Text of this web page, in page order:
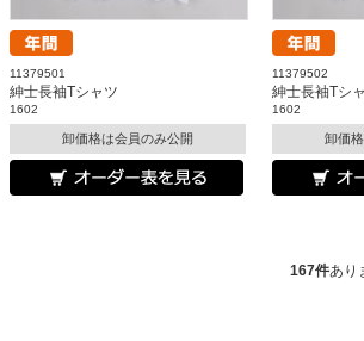
11379501
紳士長袖Tシャツ
1602
卸価格は会員のみ公開
11379502
紳士長袖Tシ
1602
卸価
167件あり